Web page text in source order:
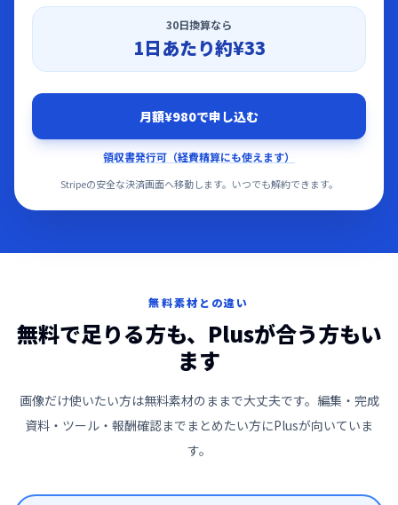
30日換算なら
1日あたり約¥33
月額¥980で申し込む
領収書発行可（経費精算にも使えます）
Stripeの安全な決済画面へ移動します。いつでも解約できます。
無料素材との違い
無料で足りる方も、Plusが合う方もい
ます
画像だけ使いたい方は無料素材のままで大丈夫です。編集・完成
資料・ツール・報酬確認までまとめたい方にPlusが向いていま
す。